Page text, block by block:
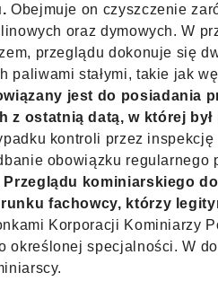
Obejmuje on czyszczenie
oraz dymowych. W
przeglądu dokonuje się
paliwami stałymi, takie jak
jest do posiadania
z ostatnią datą, w której
kontroli przez
obowiązku regularnego
Przeglądu kominiarskiego
fachowcy, którzy
Korporacji Kominiarzy
określonej specjalności. W